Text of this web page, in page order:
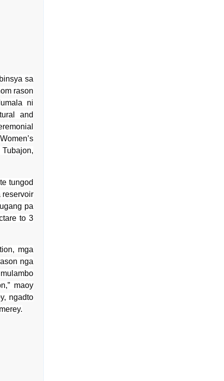
sa
rason
ni
and
tungod
reservoir
pa
to 3
mga
nga
maoy
ngadto